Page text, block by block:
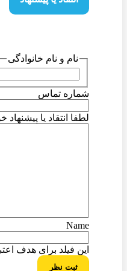
نام و نام خانوادگی
شماره تماس
لطفا انتقاد یا
Name
این فیلد برای هدف